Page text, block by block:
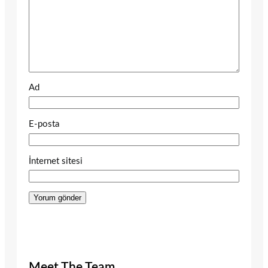
Ad
E-posta
İnternet sitesi